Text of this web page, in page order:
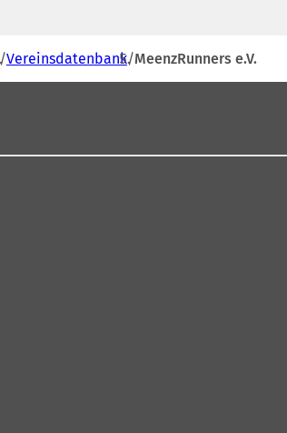
Vereinsdatenbank MeenzRunners e.V.